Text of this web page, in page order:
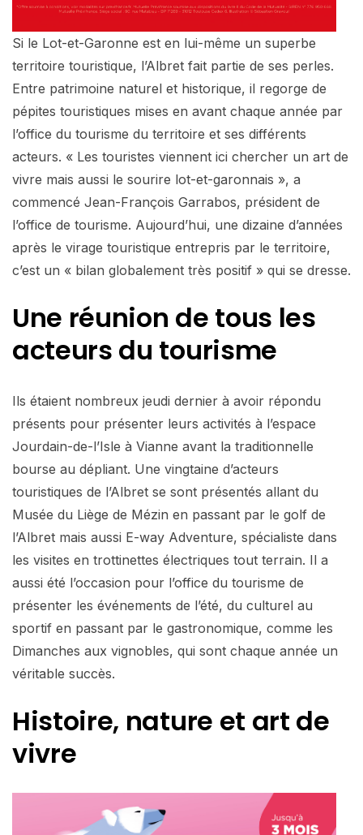
Si le Lot-et-Garonne est en lui-même un superbe
territoire touristique, l’Albret fait partie de ses perles.
Entre patrimoine naturel et historique, il regorge de
pépites touristiques mises en avant chaque année par
l’office du tourisme du territoire et ses différents
acteurs. « Les touristes viennent ici chercher un art de
vivre mais aussi le sourire lot-et-garonnais », a
commencé Jean-François Garrabos, président de
l’office de tourisme. Aujourd’hui, une dizaine d’années
après le virage touristique entrepris par le territoire,
c’est un « bilan globalement très positif » qui se dresse.
Une réunion de tous les
acteurs du tourisme
Ils étaient nombreux jeudi dernier à avoir répondu
présents pour présenter leurs activités à l’espace
Jourdain-de-l’Isle à Vianne avant la traditionnelle
bourse au dépliant. Une vingtaine d’acteurs
touristiques de l’Albret se sont présentés allant du
Musée du Liège de Mézin en passant par le golf de
l’Albret mais aussi E-way Adventure, spécialiste dans
les visites en trottinettes électriques tout terrain. Il a
aussi été l’occasion pour l’office du tourisme de
présenter les événements de l’été, du culturel au
sportif en passant par le gastronomique, comme les
Dimanches aux vignobles, qui sont chaque année un
véritable succès.
Histoire, nature et art de
vivre